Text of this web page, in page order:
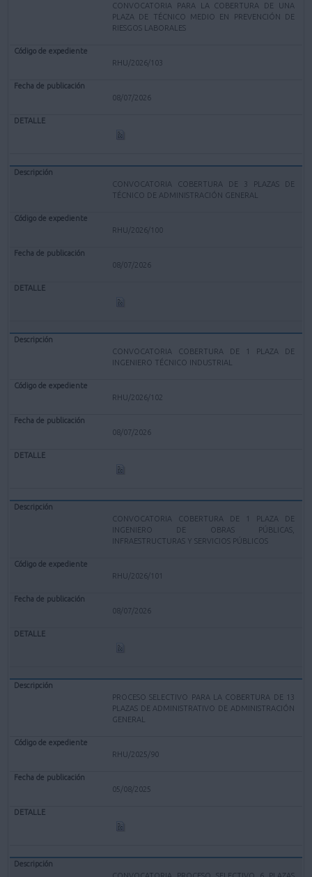
CONVOCATORIA PARA LA COBERTURA DE UNA
PLAZA DE TÉCNICO MEDIO EN PREVENCIÓN DE
RIESGOS LABORALES
RHU/2026/103
08/07/2026
CONVOCATORIA COBERTURA DE 3 PLAZAS DE
TÉCNICO DE ADMINISTRACIÓN GENERAL
RHU/2026/100
08/07/2026
CONVOCATORIA COBERTURA DE 1 PLAZA DE
INGENIERO TÉCNICO INDUSTRIAL
RHU/2026/102
08/07/2026
CONVOCATORIA COBERTURA DE 1 PLAZA DE
INGENIERO DE OBRAS PÚBLICAS,
INFRAESTRUCTURAS Y SERVICIOS PÚBLICOS
RHU/2026/101
08/07/2026
PROCESO SELECTIVO PARA LA COBERTURA DE 13
PLAZAS DE ADMINISTRATIVO DE ADMINISTRACIÓN
GENERAL
RHU/2025/90
05/08/2025
CONVOCATORIA PROCESO SELECTIVO 6 PLAZAS